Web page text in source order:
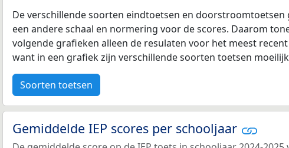
De verschillende soorten eindtoetsen en doorstroomtoetsen
een andere schaal en normering voor de scores. Daarom
volgende grafieken alleen de resulaten voor het meest
want in een grafiek zijn verschillende soorten toetsen
Soorten toetsen
Gemiddelde IEP scores per schooljaar